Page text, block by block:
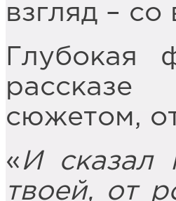
взгляд –
сюжетом,
« И сказал
твоей, от